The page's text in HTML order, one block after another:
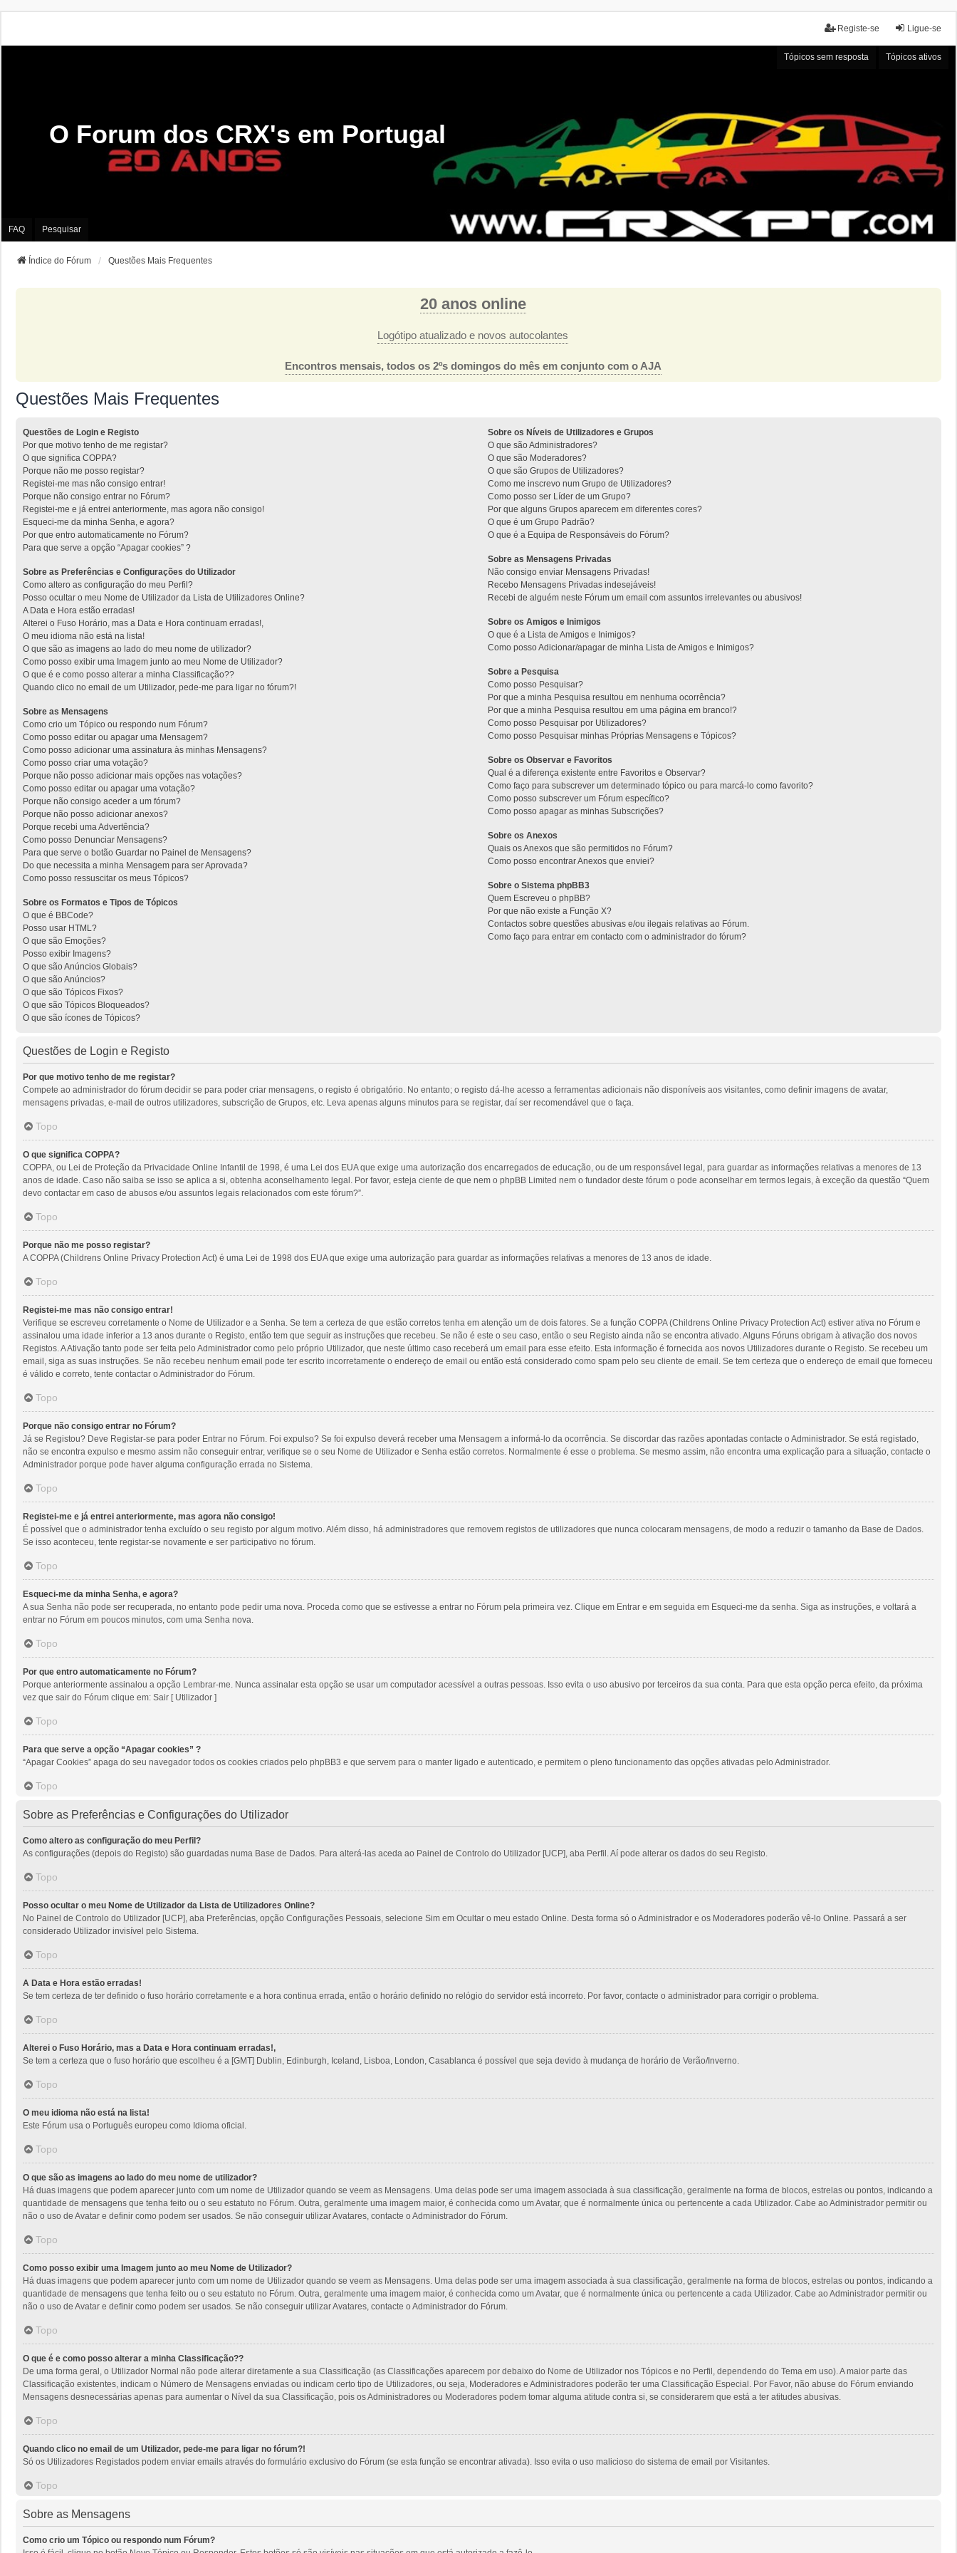
Ligue-se
Registe-se
Tópicos sem resposta Tópicos ativos
O Forum dos CRX's em Portugal
FAQ Pesquisar
Índice do Fórum Questões Mais Frequentes
20 anos online
Logótipo atualizado e novos autocolantes
Encontros mensais, todos os 2ºs domingos do mês em conjunto com o AJA
Questões Mais Frequentes
Questões de Login e Registo
Por que motivo tenho de me registar?
O que significa COPPA?
Porque não me posso registar?
Registei-me mas não consigo entrar!
Porque não consigo entrar no Fórum?
Registei-me e já entrei anteriormente, mas agora não consigo!
Esqueci-me da minha Senha, e agora?
Por que entro automaticamente no Fórum?
Para que serve a opção “Apagar cookies” ?
Sobre as Preferências e Configurações do Utilizador
Como altero as configuração do meu Perfil?
Posso ocultar o meu Nome de Utilizador da Lista de Utilizadores Online?
A Data e Hora estão erradas!
Alterei o Fuso Horário, mas a Data e Hora continuam erradas!,
O meu idioma não está na lista!
O que são as imagens ao lado do meu nome de utilizador?
Como posso exibir uma Imagem junto ao meu Nome de Utilizador?
O que é e como posso alterar a minha Classificação??
Quando clico no email de um Utilizador, pede-me para ligar no fórum?!
Sobre as Mensagens
Como crio um Tópico ou respondo num Fórum?
Como posso editar ou apagar uma Mensagem?
Como posso adicionar uma assinatura às minhas Mensagens?
Como posso criar uma votação?
Porque não posso adicionar mais opções nas votações?
Como posso editar ou apagar uma votação?
Porque não consigo aceder a um fórum?
Porque não posso adicionar anexos?
Porque recebi uma Advertência?
Como posso Denunciar Mensagens?
Para que serve o botão Guardar no Painel de Mensagens?
Do que necessita a minha Mensagem para ser Aprovada?
Como posso ressuscitar os meus Tópicos?
Sobre os Formatos e Tipos de Tópicos
O que é BBCode?
Posso usar HTML?
O que são Emoções?
Posso exibir Imagens?
O que são Anúncios Globais?
O que são Anúncios?
O que são Tópicos Fixos?
O que são Tópicos Bloqueados?
O que são ícones de Tópicos?
Sobre os Níveis de Utilizadores e Grupos
O que são Administradores?
O que são Moderadores?
O que são Grupos de Utilizadores?
Como me inscrevo num Grupo de Utilizadores?
Como posso ser Líder de um Grupo?
Por que alguns Grupos aparecem em diferentes cores?
O que é um Grupo Padrão?
O que é a Equipa de Responsáveis do Fórum?
Sobre as Mensagens Privadas
Não consigo enviar Mensagens Privadas!
Recebo Mensagens Privadas indesejáveis!
Recebi de alguém neste Fórum um email com assuntos irrelevantes ou abusivos!
Sobre os Amigos e Inimigos
O que é a Lista de Amigos e Inimigos?
Como posso Adicionar/apagar de minha Lista de Amigos e Inimigos?
Sobre a Pesquisa
Como posso Pesquisar?
Por que a minha Pesquisa resultou em nenhuma ocorrência?
Por que a minha Pesquisa resultou em uma página em branco!?
Como posso Pesquisar por Utilizadores?
Como posso Pesquisar minhas Próprias Mensagens e Tópicos?
Sobre os Observar e Favoritos
Qual é a diferença existente entre Favoritos e Observar?
Como faço para subscrever um determinado tópico ou para marcá-lo como favorito?
Como posso subscrever um Fórum específico?
Como posso apagar as minhas Subscrições?
Sobre os Anexos
Quais os Anexos que são permitidos no Fórum?
Como posso encontrar Anexos que enviei?
Sobre o Sistema phpBB3
Quem Escreveu o phpBB?
Por que não existe a Função X?
Contactos sobre questões abusivas e/ou ilegais relativas ao Fórum.
Como faço para entrar em contacto com o administrador do fórum?
Questões de Login e Registo
Por que motivo tenho de me registar?
Compete ao administrador do fórum decidir se para poder criar mensagens, o registo é obrigatório. No entanto; o registo dá-lhe acesso a ferramentas adicionais não disponíveis aos visitantes, como definir imagens de avatar,
mensagens privadas, e-mail de outros utilizadores, subscrição de Grupos, etc. Leva apenas alguns minutos para se registar, daí ser recomendável que o faça.
Topo
O que significa COPPA?
COPPA, ou Lei de Proteção da Privacidade Online Infantil de 1998, é uma Lei dos EUA que exige uma autorização dos encarregados de educação, ou de um responsável legal, para guardar as informações relativas a menores de 13
anos de idade. Caso não saiba se isso se aplica a si, obtenha aconselhamento legal. Por favor, esteja ciente de que nem o phpBB Limited nem o fundador deste fórum o pode aconselhar em termos legais, à exceção da questão “Quem
devo contactar em caso de abusos e/ou assuntos legais relacionados com este fórum?”.
Topo
Porque não me posso registar?
A COPPA (Childrens Online Privacy Protection Act) é uma Lei de 1998 dos EUA que exige uma autorização para guardar as informações relativas a menores de 13 anos de idade.
Topo
Registei-me mas não consigo entrar!
Verifique se escreveu corretamente o Nome de Utilizador e a Senha. Se tem a certeza de que estão corretos tenha em atenção um de dois fatores. Se a função COPPA (Childrens Online Privacy Protection Act) estiver ativa no Fórum e
assinalou uma idade inferior a 13 anos durante o Registo, então tem que seguir as instruções que recebeu. Se não é este o seu caso, então o seu Registo ainda não se encontra ativado. Alguns Fóruns obrigam à ativação dos novos
Registos. A Ativação tanto pode ser feita pelo Administrador como pelo próprio Utilizador, que neste último caso receberá um email para esse efeito. Esta informação é fornecida aos novos Utilizadores durante o Registo. Se recebeu um
email, siga as suas instruções. Se não recebeu nenhum email pode ter escrito incorretamente o endereço de email ou então está considerado como spam pelo seu cliente de email. Se tem certeza que o endereço de email que forneceu
é válido e correto, tente contactar o Administrador do Fórum.
Topo
Porque não consigo entrar no Fórum?
Já se Registou? Deve Registar-se para poder Entrar no Fórum. Foi expulso? Se foi expulso deverá receber uma Mensagem a informá-lo da ocorrência. Se discordar das razões apontadas contacte o Administrador. Se está registado,
não se encontra expulso e mesmo assim não conseguir entrar, verifique se o seu Nome de Utilizador e Senha estão corretos. Normalmente é esse o problema. Se mesmo assim, não encontra uma explicação para a situação, contacte o
Administrador porque pode haver alguma configuração errada no Sistema.
Topo
Registei-me e já entrei anteriormente, mas agora não consigo!
É possível que o administrador tenha excluído o seu registo por algum motivo. Além disso, há administradores que removem registos de utilizadores que nunca colocaram mensagens, de modo a reduzir o tamanho da Base de Dados.
Se isso aconteceu, tente registar-se novamente e ser participativo no fórum.
Topo
Esqueci-me da minha Senha, e agora?
A sua Senha não pode ser recuperada, no entanto pode pedir uma nova. Proceda como que se estivesse a entrar no Fórum pela primeira vez. Clique em Entrar e em seguida em Esqueci-me da senha. Siga as instruções, e voltará a
entrar no Fórum em poucos minutos, com uma Senha nova.
Topo
Por que entro automaticamente no Fórum?
Porque anteriormente assinalou a opção Lembrar-me. Nunca assinalar esta opção se usar um computador acessível a outras pessoas. Isso evita o uso abusivo por terceiros da sua conta. Para que esta opção perca efeito, da próxima
vez que sair do Fórum clique em: Sair [ Utilizador ]
Topo
Para que serve a opção “Apagar cookies” ?
“Apagar Cookies” apaga do seu navegador todos os cookies criados pelo phpBB3 e que servem para o manter ligado e autenticado, e permitem o pleno funcionamento das opções ativadas pelo Administrador.
Topo
Sobre as Preferências e Configurações do Utilizador
Como altero as configuração do meu Perfil?
As configurações (depois do Registo) são guardadas numa Base de Dados. Para alterá-las aceda ao Painel de Controlo do Utilizador [UCP], aba Perfil. Aí pode alterar os dados do seu Registo.
Topo
Posso ocultar o meu Nome de Utilizador da Lista de Utilizadores Online?
No Painel de Controlo do Utilizador [UCP], aba Preferências, opção Configurações Pessoais, selecione Sim em Ocultar o meu estado Online. Desta forma só o Administrador e os Moderadores poderão vê-lo Online. Passará a ser
considerado Utilizador invisível pelo Sistema.
Topo
A Data e Hora estão erradas!
Se tem certeza de ter definido o fuso horário corretamente e a hora continua errada, então o horário definido no relógio do servidor está incorreto. Por favor, contacte o administrador para corrigir o problema.
Topo
Alterei o Fuso Horário, mas a Data e Hora continuam erradas!,
Se tem a certeza que o fuso horário que escolheu é a [GMT] Dublin, Edinburgh, Iceland, Lisboa, London, Casablanca é possível que seja devido à mudança de horário de Verão/Inverno.
Topo
O meu idioma não está na lista!
Este Fórum usa o Português europeu como Idioma oficial.
Topo
O que são as imagens ao lado do meu nome de utilizador?
Há duas imagens que podem aparecer junto com um nome de Utilizador quando se veem as Mensagens. Uma delas pode ser uma imagem associada à sua classificação, geralmente na forma de blocos, estrelas ou pontos, indicando a
quantidade de mensagens que tenha feito ou o seu estatuto no Fórum. Outra, geralmente uma imagem maior, é conhecida como um Avatar, que é normalmente única ou pertencente a cada Utilizador. Cabe ao Administrador permitir ou
não o uso de Avatar e definir como podem ser usados. Se não conseguir utilizar Avatares, contacte o Administrador do Fórum.
Topo
Como posso exibir uma Imagem junto ao meu Nome de Utilizador?
Há duas imagens que podem aparecer junto com um nome de Utilizador quando se veem as Mensagens. Uma delas pode ser uma imagem associada à sua classificação, geralmente na forma de blocos, estrelas ou pontos, indicando a
quantidade de mensagens que tenha feito ou o seu estatuto no Fórum. Outra, geralmente uma imagem maior, é conhecida como um Avatar, que é normalmente única ou pertencente a cada Utilizador. Cabe ao Administrador permitir ou
não o uso de Avatar e definir como podem ser usados. Se não conseguir utilizar Avatares, contacte o Administrador do Fórum.
Topo
O que é e como posso alterar a minha Classificação??
De uma forma geral, o Utilizador Normal não pode alterar diretamente a sua Classificação (as Classificações aparecem por debaixo do Nome de Utilizador nos Tópicos e no Perfil, dependendo do Tema em uso). A maior parte das
Classificação existentes, indicam o Número de Mensagens enviadas ou indicam certo tipo de Utilizadores, ou seja, Moderadores e Administradores poderão ter uma Classificação Especial. Por Favor, não abuse do Fórum enviando
Mensagens desnecessárias apenas para aumentar o Nível da sua Classificação, pois os Administradores ou Moderadores podem tomar alguma atitude contra si, se considerarem que está a ter atitudes abusivas.
Topo
Quando clico no email de um Utilizador, pede-me para ligar no fórum?!
Só os Utilizadores Registados podem enviar emails através do formulário exclusivo do Fórum (se esta função se encontrar ativada). Isso evita o uso malicioso do sistema de email por Visitantes.
Topo
Sobre as Mensagens
Como crio um Tópico ou respondo num Fórum?